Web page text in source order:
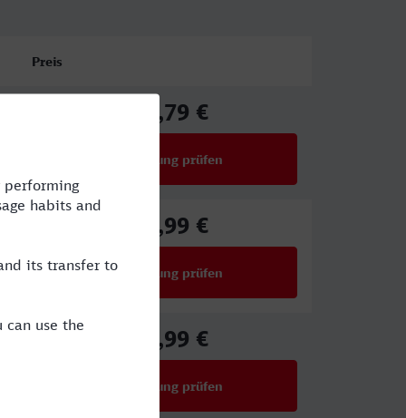
Preis
39,79 €
Verbindung prüfen
24,99 €
Verbindung prüfen
34,99 €
Verbindung prüfen